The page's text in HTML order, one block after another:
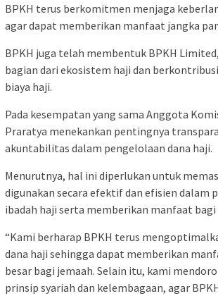
BPKH terus berkomitmen menjaga
agar dapat memberikan manfaat jangka
BPKH juga telah membentuk BPKH
bagian dari ekosistem haji dan
biaya haji.
Pada kesempatan yang sama Anggota
Praratya menekankan pentingnya
akuntabilitas dalam pengelolaan dana haji.
Menurutnya, hal ini diperlukan untuk
digunakan secara efektif dan efisien dalam
ibadah haji serta memberikan manfaat bagi
“Kami berharap BPKH terus
dana haji sehingga dapat memberikan
besar bagi jemaah. Selain itu, kami
prinsip syariah dan kelembagaan, agar